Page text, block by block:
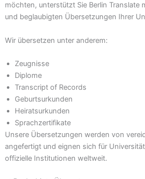
möchten, unterstützt Sie Berlin Translate
und beglaubigten Übersetzungen Ihrer
Wir übersetzen unter anderem:
Zeugnisse
Diplome
Transcript of Records
Geburtsurkunden
Heiratsurkunden
Sprachzertifikate
Unsere Übersetzungen werden von
angefertigt und eignen sich für
offizielle Institutionen weltweit.